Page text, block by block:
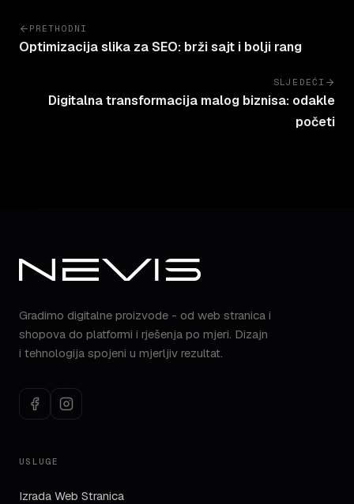
PRETHODNI
Optimizacija slika za SEO: brži sajt i bolji rang
SLJEDEĆI
Digitalna transformacija malog biznisa: odakle
početi
Gradimo digitalne proizvode - od web stranica i
shopova do platformi i rješenja po mjeri. Dizajn
i tehnologija spojeni u mjerljiv rezultat.
USLUGE
Izrada Web Stranica